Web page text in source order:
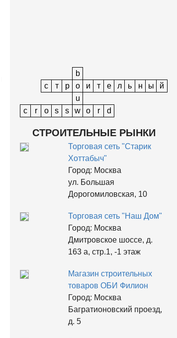
b
с
т р o и т е л ь н ы
й
u
c
r o s s w o r d
СТРОИТЕЛЬНЫЕ РЫНКИ
Торговая сеть "Старик
Хоттабыч"
Город: Москва
ул. Большая
Дорогомиловская, 10
Торговая сеть "Наш Дом"
Город: Москва
Дмитровское шоссе, д.
163 а, стр.1, -1 этаж
Магазин строительных
товаров ОБИ Филион
Город: Москва
Багратионовский проезд,
д. 5